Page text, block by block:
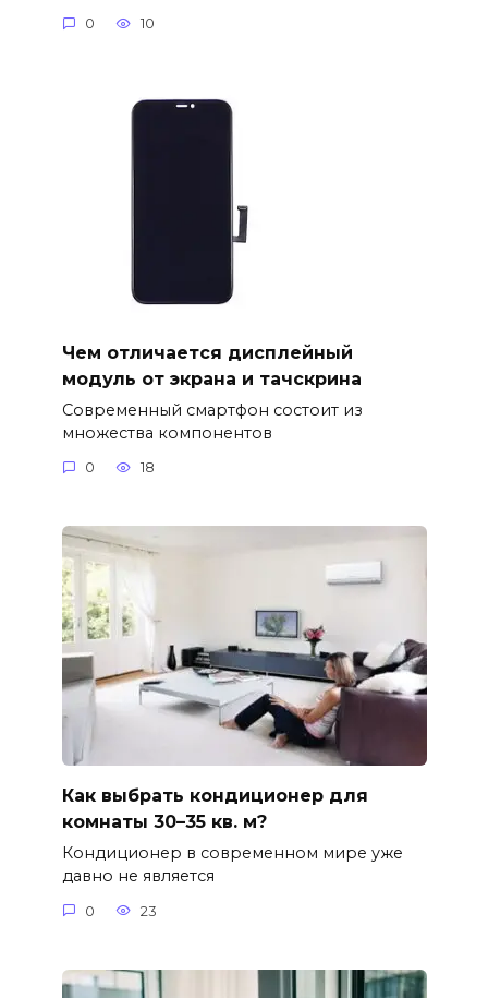
0 10
Чем отличается дисплейный
модуль от экрана и тачскрина
Современный смартфон состоит из
множества компонентов
0 18
Как выбрать кондиционер для
комнаты 30–35 кв. м?
Кондиционер в современном мире уже
давно не является
0 23